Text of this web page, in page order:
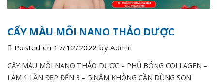
CẤY MÀU MÔI NANO THẢO DƯỢC
Posted on 17/12/2022 byAdmin
CẤY MÀU MÔI NANO THẢO DƯỢC – PHỦ BÓNG COLLAGEN –
LÀM 1 LẦN ĐẸP ĐẾN 3 – 5 NĂM KHÔNG CẦN DÙNG SON